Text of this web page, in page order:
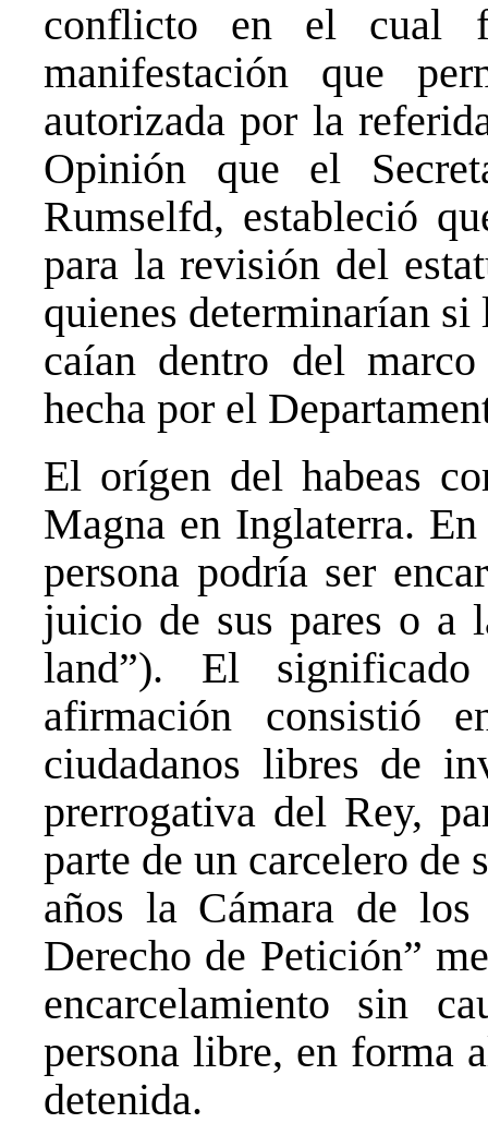
conflicto en el cual
manifestación que
autorizada por la
Opinión que el
Rumselfd, estableció
para la revisión del
quienes determinarían
caían dentro del
hecha por el
El orígen del habeas
Magna en Inglaterra.
persona podría ser
juicio de sus pares o a
land”). El
afirmación consistió
ciudadanos libres de
prerrogativa del Rey,
parte de un carcelero de
años la Cámara de
Derecho de Petición”
encarcelamiento sin
persona libre, en forma
detenida.